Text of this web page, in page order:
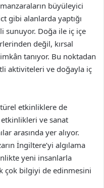
büyüleyici
gibi alanlarda yaptığı
sunuyor. Doğa ile iç içe
değil, kırsal
tanıyor. Bu noktadan
aktiviteleri ve doğayla iç
etkinliklere de
ve sanat
arasında yer alıyor.
İngiltere’yi algılama
yeni insanlarla
çok bilgiyi de edinmesini